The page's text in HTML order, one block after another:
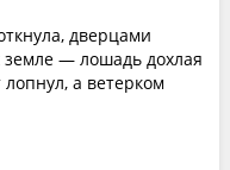
дверцами
— лошадь дохлая
а ветерком